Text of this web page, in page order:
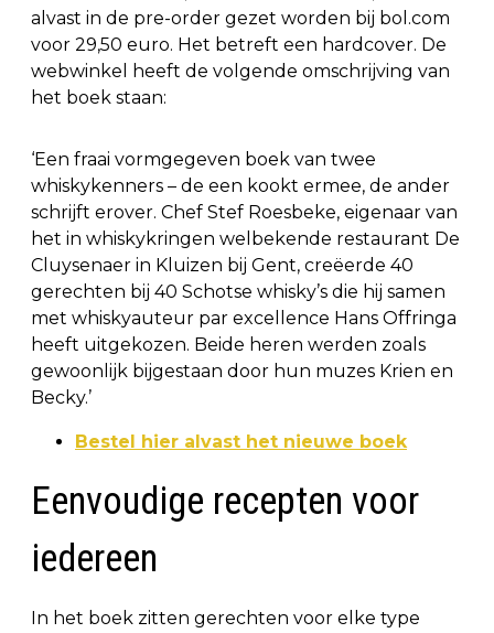
alvast in de pre-order gezet worden bij bol.com
voor 29,50 euro. Het betreft een hardcover. De
webwinkel heeft de volgende omschrijving van
het boek staan:
‘Een fraai vormgegeven boek van twee
whiskykenners – de een kookt ermee, de ander
schrijft erover. Chef Stef Roesbeke, eigenaar van
het in whiskykringen welbekende restaurant De
Cluysenaer in Kluizen bij Gent, creëerde 40
gerechten bij 40 Schotse whisky’s die hij samen
met whiskyauteur par excellence Hans Offringa
heeft uitgekozen. Beide heren werden zoals
gewoonlijk bijgestaan door hun muzes Krien en
Becky.’
Bestel hier alvast het nieuwe boek
Eenvoudige recepten voor
iedereen
In het boek zitten gerechten voor elke type